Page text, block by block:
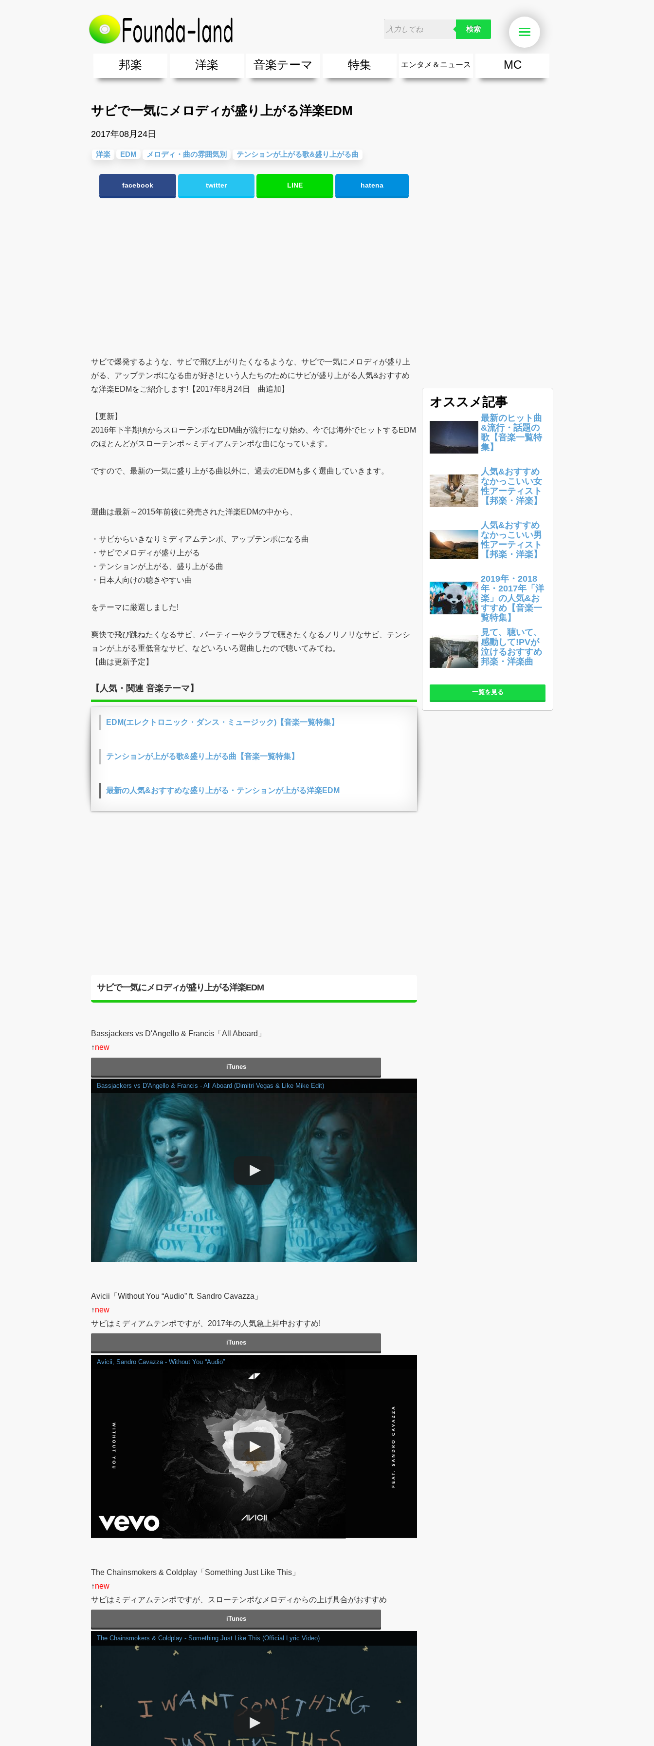
検索
邦楽
邦楽ポップス(J-POP)
邦楽ロック(J-ROCK)
K-POP
アニソン/ボカロ
アイドル
ヴィジュアル系(V系)
邦楽男性アーティスト
邦楽女性アーティスト
男女グループ・デュエット・その他
2019年・2018年・2017年「邦楽」の人気＆おすすめ
洋楽
EDM(エレクトロニック・ダンス・ミュージック)
クラブミュージック
ダンスミュージック
洋楽男性アーティスト
洋楽女性アーティスト
男女グループ・デュエット・その他
【洋楽】夏歌(サマーソング)
2019年・2018年・2017年「洋楽」の人気＆おすすめ
音楽テーマ
最新のヒット曲&流行・話題の歌
人気曲&おすすめ
音楽ランキング
ラブソング(恋愛ソング)
応援ソング
バラード・歌詞が泣ける歌
友達&友情ソング・青春ソング
スポーツ・部活応援ソング
卒業ソング&入学ソング
10、20代に人気・話題・流行・おすすめな邦楽＆洋楽
SNS・音楽アプリで10・20代に人気&おすすめな曲
勉強・試験・受験応援ソング 知識に役立つ歌
春うた&桜ソング
夏歌(サマーソング)
ハロウィンソング&秋の歌
冬歌&クリスマスソング
元気が出る歌・やる気が出る曲・明るい曲・楽しい歌・勇気が出る歌
テンションが上がる歌&盛り上がる曲
大切な人に贈る歌&ありがとうソング(感謝の歌)
お別れの曲・旅立ちの歌
パーティーソング
ドライブ音楽BGM
カラオケ
誕生日ソング&お祝いの歌
ウェディングソング・結婚式の曲
メロディ・曲の雰囲気別
音楽BGM&メドレー
学校(行事・合唱)曲
発売年代別・年齢別 人気音楽
自然音BGM・癒しの音楽(リラックス・ヒーリング)
"総"アーティスト
特集
エンタメ
エンタメ＆ニュース
音楽ニュース
エンタメニュース
MC
サビで一気にメロディが盛り上がる洋楽EDM
2017年08月24日
洋楽 EDM メロディ・曲の雰囲気別 テンションが上がる歌&盛り上がる曲
facebook twitter LINE hatena
サビで爆発するような、サビで飛び上がりたくなるような、サビで一気にメロディが盛り上
がる、アップテンポになる曲が好き!という人たちのためにサビが盛り上がる人気&おすすめ
な洋楽EDMをご紹介します!【2017年8月24日 曲追加】
【更新】
2016年下半期頃からスローテンポなEDM曲が流行になり始め、今では海外でヒットするEDM
のほとんどがスローテンポ～ミディアムテンポな曲になっています。
ですので、最新の一気に盛り上がる曲以外に、過去のEDMも多く選曲していきます。
選曲は最新～2015年前後に発売された洋楽EDMの中から、
・サビからいきなりミディアムテンポ、アップテンポになる曲
・サビでメロディが盛り上がる
・テンションが上がる、盛り上がる曲
・日本人向けの聴きやすい曲
をテーマに厳選しました!
爽快で飛び跳ねたくなるサビ、パーティーやクラブで聴きたくなるノリノリなサビ、テンシ
ョンが上がる重低音なサビ、などいろいろ選曲したので聴いてみてね。
【曲は更新予定】
【人気・関連 音楽テーマ】
EDM(エレクトロニック・ダンス・ミュージック)【音楽一覧特集】
テンションが上がる歌&盛り上がる曲【音楽一覧特集】
最新の人気&おすすめな盛り上がる・テンションが上がる洋楽EDM
サビで一気にメロディが盛り上がる洋楽EDM
Bassjackers vs D'Angello & Francis「All Aboard」
↑new
iTunes
Bassjackers vs D'Angello & Francis - All Aboard (Dimitri Vegas & Like Mike Edit)
Avicii「Without You “Audio” ft. Sandro Cavazza」
↑new
サビはミディアムテンポですが、2017年の人気急上昇中おすすめ!
iTunes
Avicii, Sandro Cavazza - Without You “Audio”
The Chainsmokers & Coldplay「Something Just Like This」
↑new
サビはミディアムテンポですが、スローテンポなメロディからの上げ具合がおすすめ
iTunes
The Chainsmokers & Coldplay - Something Just Like This (Official Lyric Video)
オススメ記事
最新のヒット曲
&流行・話題の
歌【音楽一覧特
集】
人気&おすすめ
なかっこいい女
性アーティスト
【邦楽・洋楽】
人気&おすすめ
なかっこいい男
性アーティスト
【邦楽・洋楽】
2019年・2018
年・2017年「洋
楽」の人気&お
すすめ【音楽一
覧特集】
見て、聴いて、
感動して!PVが
泣けるおすすめ
邦楽・洋楽曲
一覧を見る